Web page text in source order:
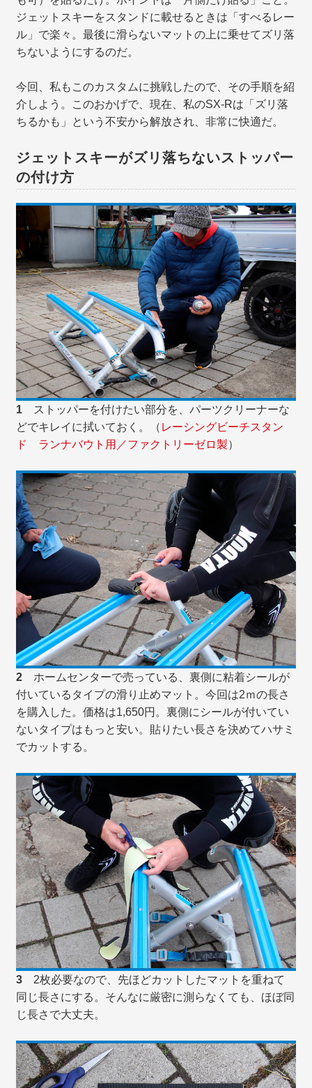
ジェットスキーをスタンドに載せるときは「すべるレー
ル」で楽々。最後に滑らないマットの上に乗せてズリ落
ちないようにするのだ。
今回、私もこのカスタムに挑戦したので、その手順を紹
介しよう。このおかげで、現在、私のSX-Rは「ズリ落
ちるかも」という不安から解放され、非常に快適だ。
ジェットスキーがズリ落ちないストッパー
の付け方
1 ストッパーを付けたい部分を、パーツクリーナーな
どでキレイに拭いておく。（ レーシングビーチスタン
ド ランナバウト用／ファクトリーゼロ製）
2 ホームセンターで売っている、裏側に粘着シールが
付いているタイプの滑り止めマット。今回は2ｍの長さ
を購入した。価格は1,650円。裏側にシールが付いてい
ないタイプはもっと安い。貼りたい長さを決めてハサミ
でカットする。
3 2枚必要なので、先ほどカットしたマットを重ねて
同じ長さにする。そんなに厳密に測らなくても、ほぼ同
じ長さで大丈夫。